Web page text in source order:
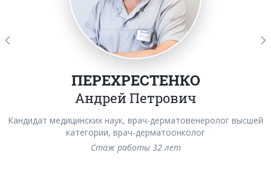
ПЕРЕХРЕСТЕНКО
Андрей Петрович
Кандидат медицинских наук, врач-дерматовенеролог высшей
категории, врач-дерматоонколог
Стаж работы 32 лет